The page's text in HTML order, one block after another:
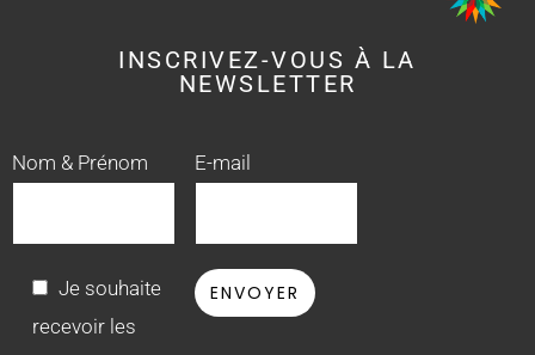
INSCRIVEZ-VOUS À LA
NEWSLETTER
Nom & Prénom E-mail
Je souhaite
recevoir les